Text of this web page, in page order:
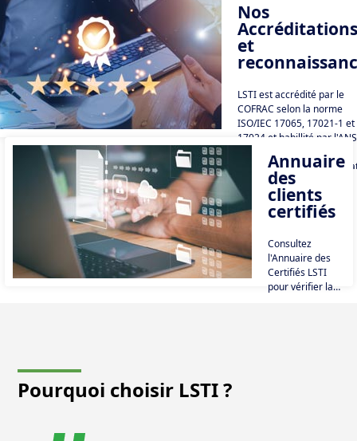
numérique et
sécurité de
l'information.
Nos
Accréditations
et
LSTI est accrédité par le
COFRAC selon la norme
ISO/IEC 17065, 17021-1 et
17024 et habillité par
en tant qu'organisme
d'évaluation et de
Annuaire
des
clients
certifiés
Consultez
l'Annuaire des
Certifiés LSTI
pour vérifier la
Pourquoi choisir LSTI ?